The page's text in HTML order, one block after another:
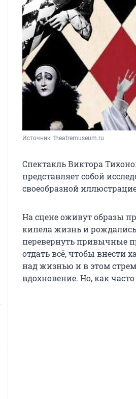
Источник: theatremuseum.ru
Спектакль Виктора
представляет собой
своеобразной
На сцене оживут образы
кипела жизнь и
перевернуть привычные
отдать всё, чтобы внести
над жизнью и в этом
вдохновение. Но, как